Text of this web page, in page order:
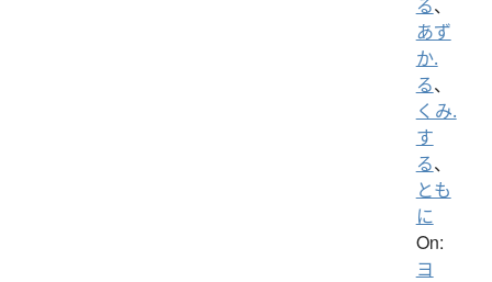
る、
あず
か.
る、
くみ.
す
る、
とも
に
On:
ヨ